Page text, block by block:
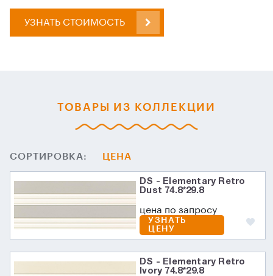
УЗНАТЬ СТОИМОСТЬ
ТОВАРЫ ИЗ КОЛЛЕКЦИИ
СОРТИРОВКА: ЦЕНА
DS - Elementary Retro
Dust 74.8*29.8
цена по запросу
УЗНАТЬ
ЦЕНУ
DS - Elementary Retro
Ivory 74.8*29.8